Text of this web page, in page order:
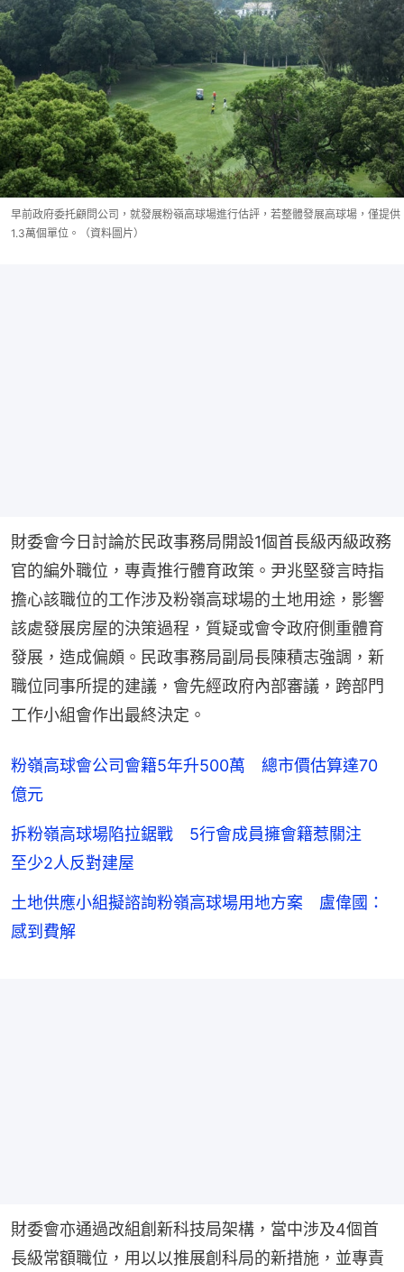
早前政府委托顧問公司，就發展粉嶺高球場進行估評，若整體發展高球場，僅提供
1.3萬個單位。（資料圖片）
財委會今日討論於民政事務局開設1個首長級丙級政務
官的編外職位，專責推行體育政策。尹兆堅發言時指
擔心該職位的工作涉及粉嶺高球場的土地用途，影響
該處發展房屋的決策過程，質疑或會令政府側重體育
發展，造成偏頗。民政事務局副局長陳積志強調，新
職位同事所提的建議，會先經政府內部審議，跨部門
工作小組會作出最終決定。
粉嶺高球會公司會籍5年升500萬 總市價估算達70
億元
拆粉嶺高球場陷拉鋸戰 5行會成員擁會籍惹關注
至少2人反對建屋
土地供應小組擬諮詢粉嶺高球場用地方案 盧偉國：
感到費解
財委會亦通過改組創新科技局架構，當中涉及4個首
長級常額職位，用以以推展創科局的新措施，並專責